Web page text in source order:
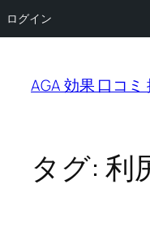
ログイン
AGA 効果 口コ
タグ: 利